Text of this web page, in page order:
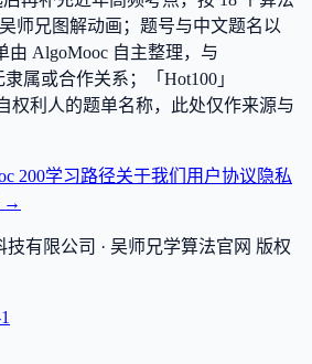
师兄图解动画；题号与中文题名以
由 AlgoMooc 自主整理，与
隶属或合作关系；「Hot100」
自权利人的题单名称，此处仅作来源与
200学习路径关于我们 用户协议 隐私
→
技有限公司 · 吴师兄学算法官网 版权